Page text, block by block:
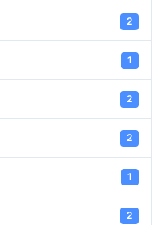
2
1
2
2
1
2